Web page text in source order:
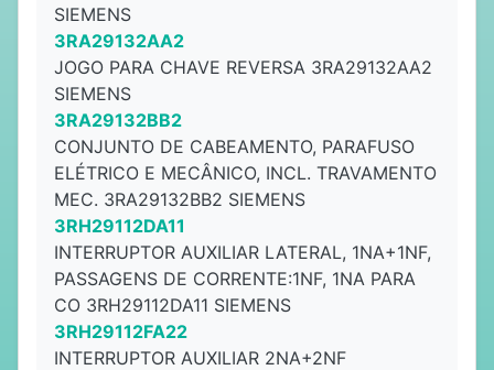
SIEMENS
3RA29132AA2
JOGO PARA CHAVE REVERSA 3RA29132AA2
SIEMENS
3RA29132BB2
CONJUNTO DE CABEAMENTO, PARAFUSO
ELÉTRICO E MECÂNICO, INCL. TRAVAMENTO
MEC. 3RA29132BB2 SIEMENS
3RH29112DA11
INTERRUPTOR AUXILIAR LATERAL, 1NA+1NF,
PASSAGENS DE CORRENTE:1NF, 1NA PARA
CO 3RH29112DA11 SIEMENS
3RH29112FA22
INTERRUPTOR AUXILIAR 2NA+2NF